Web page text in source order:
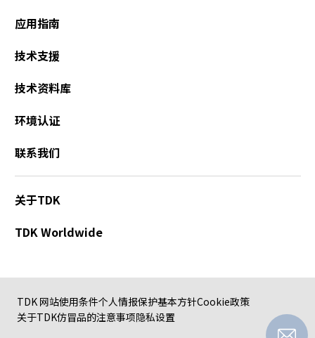
应用指南
技术支援
技术资料库
环境认证
联系我们
关于TDK
TDK Worldwide
TDK 网站使用条件个人情报保护基本方针Cookie政策
关于TDK仿冒品的注意事项隐私设置